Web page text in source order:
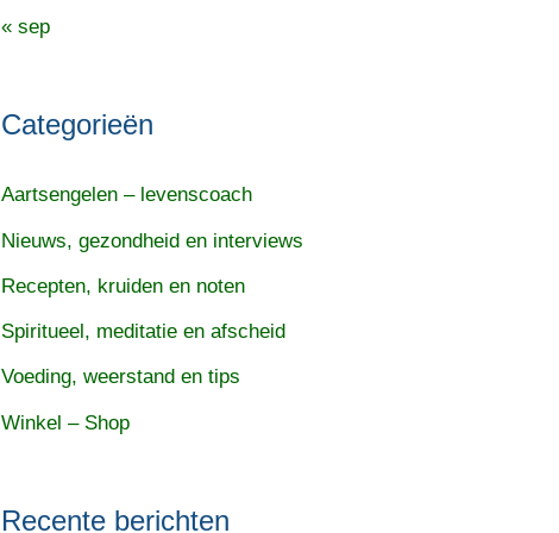
« sep
Categorieën
Aartsengelen – levenscoach
Nieuws, gezondheid en interviews
Recepten, kruiden en noten
Spiritueel, meditatie en afscheid
Voeding, weerstand en tips
Winkel – Shop
Recente berichten